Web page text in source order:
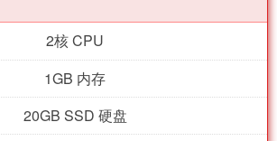
2核 CPU
1GB 内存
20GB SSD 硬盘